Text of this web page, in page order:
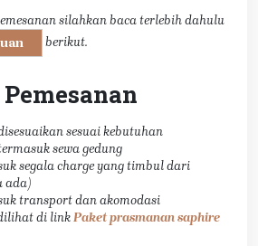
silahkan baca terlebih dahulu
berikut.
sesuai kebutuhan
sewa gedung
segala charge yang timbul dari
ada)
transport dan akomodasi
di linkPaket prasmanan saphire